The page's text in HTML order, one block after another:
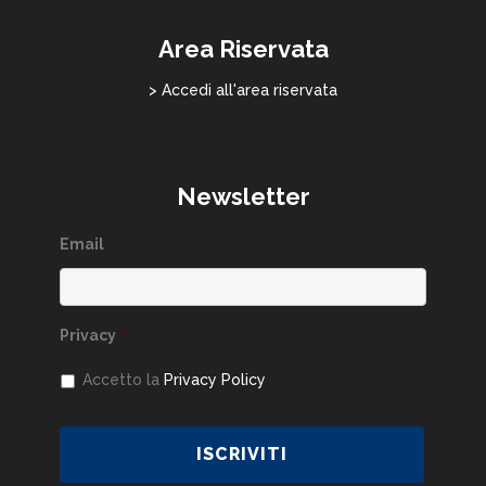
Area Riservata
> Accedi all'area riservata
Newsletter
Email *
Privacy *
Accetto la Privacy Policy